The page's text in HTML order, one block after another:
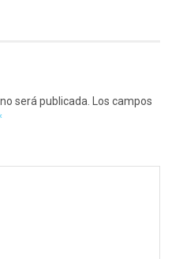
será publicada. Los campos